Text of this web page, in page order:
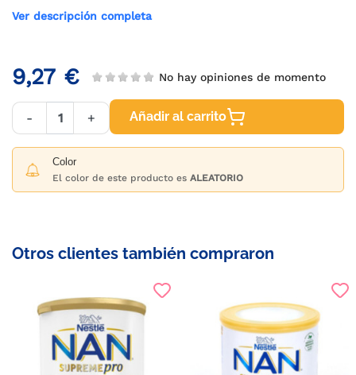
Ver descripción completa
9,27 € No hay opiniones de momento
- + Añadir al carrito
Color
El color de este producto es ALEATORIO
Otros clientes también compraron